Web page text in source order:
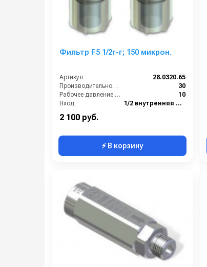
Фильтр F5 1/2г-г; 150 микрон.
Артикул:
28.0320.65
Производительность (л/мин):
30
Рабочее давление (бар):
10
Вход:
1/2 внутренняя резьба
2 100 руб.
⚡ В корзину